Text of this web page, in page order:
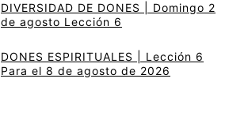
DIVERSIDAD DE DONES | Domingo 2
de agosto Lección 6
DONES ESPIRITUALES | Lección 6
Para el 8 de agosto de 2026